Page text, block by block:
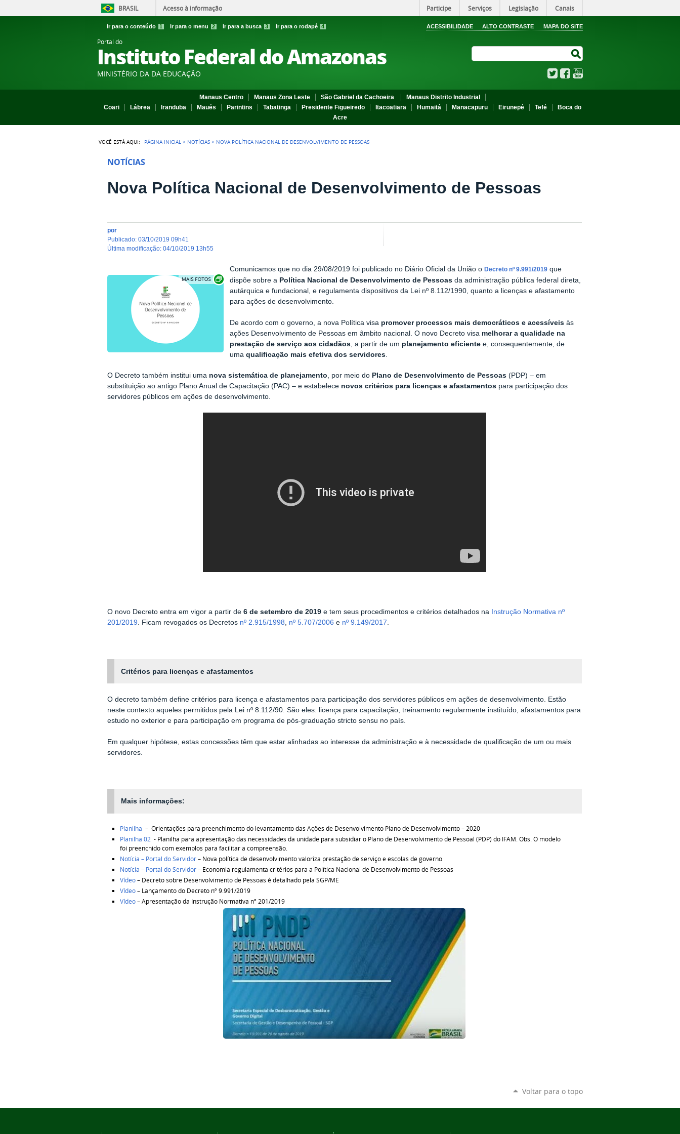
BRASIL Acesso à informação Participe Serviços Legislação Canais
Ir para o conteúdo 1 Ir para o menu 2 Ir para a busca 3 Ir para o rodapé 4 ACESSIBILIDADE ALTO CONTRASTE MAPA DO SITE
Portal do
Instituto Federal do Amazonas
MINISTÉRIO DA DA EDUCAÇÃO TwitterFacebook
Manaus Centro Manaus Zona Leste São Gabriel da Cachoeira
Manaus Distrito Industrial
Coari
Lábrea Iranduba Maués Parintins Tabatinga Presidente Figueiredo Itacoatiara Humaitá Manacapuru Eirunepé Tefé
Boca do
Acre
VOCÊ ESTÁ AQUI: PÁGINA INICIAL > NOTÍCIAS > NOVA POLÍTICA NACIONAL DE DESENVOLVIMENTO DE PESSOAS
NOTÍCIAS
Nova Política Nacional de Desenvolvimento de Pessoas
por
publicado: 03/10/2019 09h41
última modificação: 04/10/2019 13h55
Show image carousel
Comunicamos que no dia 29/08/2019 foi publicado no Diário Oficial da União oDecreto nº 9.991/2019 que
dispõe sobre a Política Nacional de Desenvolvimento de Pessoas da administração pública federal direta,
autárquica e fundacional, e regulamenta dispositivos da Lei nº 8.112/1990, quanto a licenças e afastamento
para ações de desenvolvimento.
De acordo com o governo, a nova Política visa promover processos mais democráticos e acessíveis às
ações Desenvolvimento de Pessoas em âmbito nacional. O novo Decreto visa melhorar a qualidade na
prestação de serviço aos cidadãos , a partir de um planejamento eficiente e, consequentemente, de
umaqualificação mais efetiva dos servidores
O Decreto também institui uma nova sistemática de planejamento, por meio do Plano de Desenvolvimento de Pessoas(PDP) – em
substituição ao antigo Plano Anual de Capacitação (PAC) – e estabelece novos critérios para licenças e afastamentospara participação dos
servidores públicos em ações de desenvolvimento.
O novo Decreto entra em vigor a partir de 6 de setembro de 2019 e tem seus procedimentos e critérios detalhados na
Instrução Normativa nº
201/2019 . Ficam revogados os Decretos nº 2.915/1998 nº 5.707/2006 e nº 9.149/2017
Critérios para licenças e afastamentos
O decreto também define critérios para licença e afastamentos para participação dos servidores públicos em ações de desenvolvimento. Estão
neste contexto aqueles permitidos pela Lei nº 8.112/90. São eles: licença para capacitação, treinamento regularmente instituído, afastamentos para
estudo no exterior e para participação em programa de pós-graduação stricto sensu no país.
Em qualquer hipótese, estas concessões têm que estar alinhadas ao interesse da administração e à necessidade de qualificação de um ou mais
servidores.
Mais informações:
Planilha – Orientações para preenchimento do levantamento das Ações de Desenvolvimento Plano de Desenvolvimento – 2020
Planilha 02- Planilha para apresentação das necessidades da unidade para subsidiar o Plano de Desenvolvimento de Pessoal (PDP) do IFAM. Obs. O modelo
foi preenchido com exemplos para facilitar a compreensão.
Notícia – Portal do Servidor– Nova política de desenvolvimento valoriza prestação de serviço e escolas de governo
Notícia – Portal do Servidor– Economia regulamenta critérios para a Política Nacional de Desenvolvimento de Pessoas
Vídeo– Decreto sobre Desenvolvimento de Pessoas é detalhado pela SGP/ME
Vídeo– Lançamento do Decreto nº 9.991/2019
Vídeo– Apresentação da Instrução Normativa nº 201/2019
Voltar para o topo